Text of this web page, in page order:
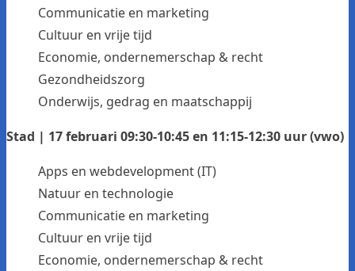
Communicatie en marketing
Cultuur en vrije tijd
Economie, ondernemerschap & recht
Gezondheidszorg
Onderwijs, gedrag en maatschappij
Stad | 17 februari 09:30-10:45 en 11:15-12:30 uur (vwo)
Apps en webdevelopment (IT)
Natuur en technologie
Communicatie en marketing
Cultuur en vrije tijd
Economie, ondernemerschap & recht